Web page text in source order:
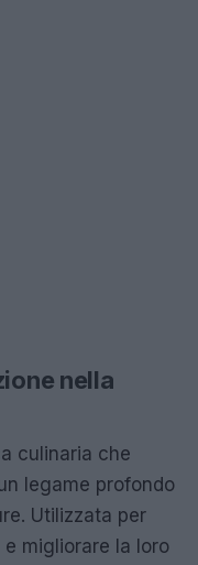
nella
culinaria che
legame profondo
Utilizzata per
migliorare la loro